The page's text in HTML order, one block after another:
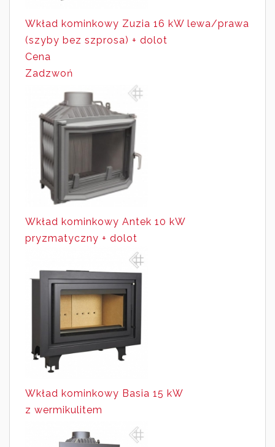
Wkład kominkowy Zuzia 16 kW lewa/prawa
(szyby bez szprosa) + dolot
Cena
Zadzwoń
Wkład kominkowy Antek 10 kW
pryzmatyczny + dolot
Wkład kominkowy Basia 15 kW
z wermikulitem